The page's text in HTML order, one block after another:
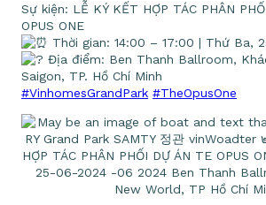
Sự kiện: LỄ KÝ KẾT HỢP TÁC PHÂN
OPUS ONE
Thời gian: 14:00 – 17:00 | Thứ Ba,
Địa điểm: Ben Thanh Ballroom,
Saigon, TP. Hồ Chí Minh
#VinhomesGrandPark #TheOpusOne